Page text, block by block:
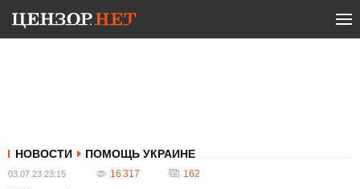
НОВОСТИ ПОМОЩЬ УКРАИНЕ
03.07.23 23:15 16 317 162